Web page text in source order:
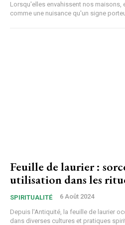
Lorsqu'elles envahissent nos maisons,
comme une nuisance qu'un signe
Feuille de laurier :
utilisation dans les
SPIRITUALITÉ 6 Août 2024
Depuis l'Antiquité, la feuille de laurier
dans diverses cultures et pratiques